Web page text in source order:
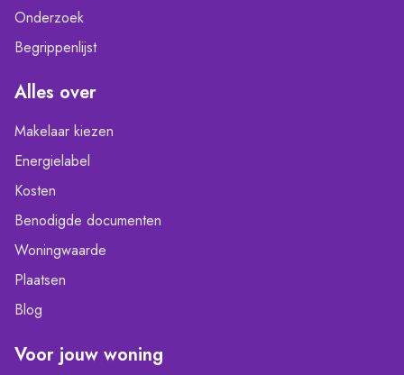
Onderzoek
Begrippenlijst
Alles over
Makelaar kiezen
Energielabel
Kosten
Benodigde documenten
Woningwaarde
Plaatsen
Blog
Voor jouw woning